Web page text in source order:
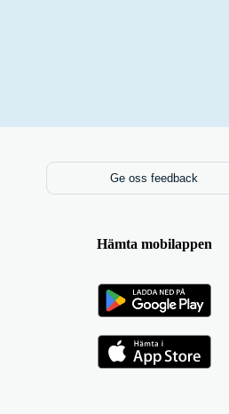
Ge oss feedback
Hämta mobilappen